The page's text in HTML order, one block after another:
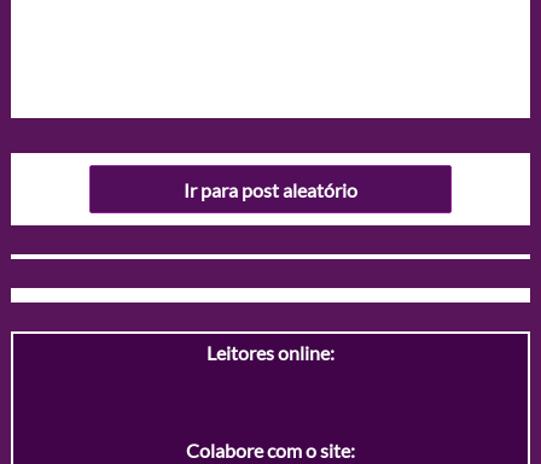
Ir para post aleatório
Leitores online:
Colabore com o site: